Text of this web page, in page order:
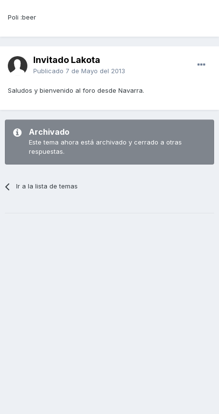
Poli :beer
Invitado Lakota
Publicado 7 de Mayo del 2013
Saludos y bienvenido al foro desde Navarra.
Archivado
Este tema ahora está archivado y cerrado a otras
respuestas.
Ir a la lista de temas